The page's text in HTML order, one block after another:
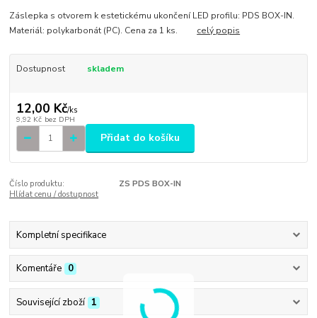
Záslepka s otvorem k estetickému ukončení LED profilu: PDS BOX-IN.
Materiál: polykarbonát (PC). Cena za 1 ks. celý popis
Dostupnost skladem
12,00 Kč/ks
9,92 Kč bez DPH
Přidat do košíku
Číslo produktu:
ZS PDS BOX-IN
Hlídat cenu / dostupnost
Kompletní specifikace
Komentáře 0
Související zboží 1